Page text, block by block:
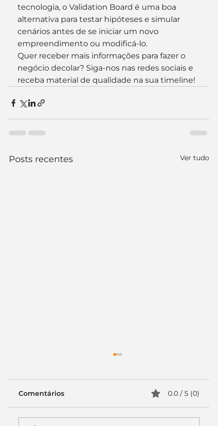
tecnologia, o Validation Board é uma boa
alternativa para testar hipóteses e simular
cenários antes de se iniciar um novo
empreendimento ou modificá-lo.
Quer receber mais informações para fazer o
negócio decolar? Siga-nos nas redes sociais e
receba material de qualidade na sua timeline!
Posts recentes Ver tudo
Comentários 0.0 / 5 (0)